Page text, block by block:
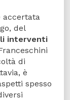
accertata
del
interventi
di
è
spesso